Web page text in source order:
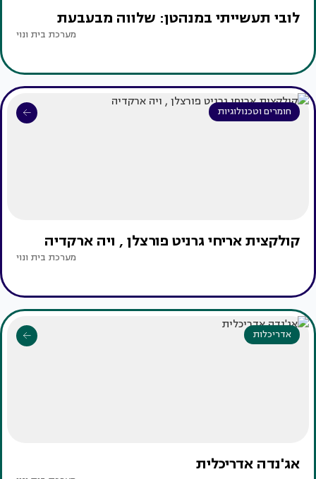
לובי תעשייתי במנהטן: שלווה מבעבעת
מערכת בית ונוי
חומרים וטכנולוגיות
קולקצית אריחי גרניט פורצלן , ויה ארקדיה
מערכת בית ונוי
אדריכלות
אג'נדה אדריכלית